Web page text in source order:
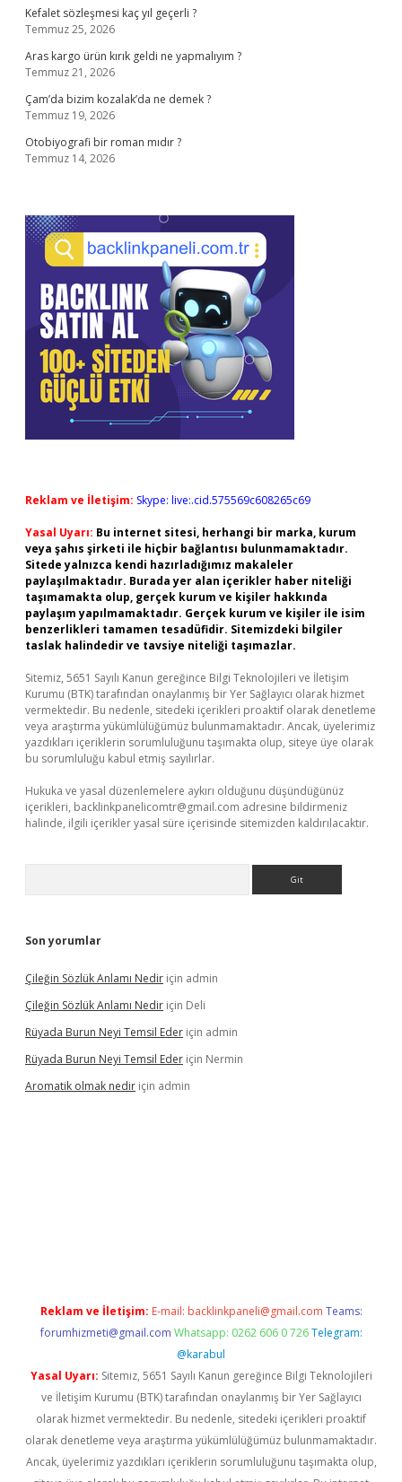
Kefalet sözleşmesi kaç yıl geçerli ?
Temmuz 25, 2026
Aras kargo ürün kırık geldi ne yapmalıyım ?
Temmuz 21, 2026
Çam’da bizim kozalak’da ne demek ?
Temmuz 19, 2026
Otobiyografi bir roman mıdır ?
Temmuz 14, 2026
Reklam ve İletişim: Skype: live:.cid.575569c608265c69
Yasal Uyarı: Bu internet sitesi, herhangi bir marka, kurum
veya şahıs şirketi ile hiçbir bağlantısı bulunmamaktadır.
Sitede yalnızca kendi hazırladığımız makaleler
paylaşılmaktadır. Burada yer alan içerikler haber niteliği
taşımamakta olup, gerçek kurum ve kişiler hakkında
paylaşım yapılmamaktadır. Gerçek kurum ve kişiler ile isim
benzerlikleri tamamen tesadüfidir. Sitemizdeki bilgiler
taslak halindedir ve tavsiye niteliği taşımazlar.
Sitemiz, 5651 Sayılı Kanun gereğince Bilgi Teknolojileri ve İletişim
Kurumu (BTK) tarafından onaylanmış bir Yer Sağlayıcı olarak hizmet
vermektedir. Bu nedenle, sitedeki içerikleri proaktif olarak denetleme
veya araştırma yükümlülüğümüz bulunmamaktadır. Ancak, üyelerimiz
yazdıkları içeriklerin sorumluluğunu taşımakta olup, siteye üye olarak
bu sorumluluğu kabul etmiş sayılırlar.
Hukuka ve yasal düzenlemelere aykırı olduğunu düşündüğünüz
içerikleri, backlinkpanelicomtr@gmail.com adresine bildirmeniz
halinde, ilgili içerikler yasal süre içerisinde sitemizden kaldırılacaktır.
Son yorumlar
Çileğin Sözlük Anlamı Nedir için admin
Çileğin Sözlük Anlamı Nedir için Deli
Rüyada Burun Neyi Temsil Eder için admin
Rüyada Burun Neyi Temsil Eder için Nermin
Aromatik olmak nedir için admin
Reklam ve İletişim: E-mail: backlinkpaneli@gmail.com Teams:
forumhizmeti@gmail.com Whatsapp: 0262 606 0 726 Telegram:
@karabul
Yasal Uyarı: Sitemiz, 5651 Sayılı Kanun gereğince Bilgi Teknolojileri
ve İletişim Kurumu (BTK) tarafından onaylanmış bir Yer Sağlayıcı
olarak hizmet vermektedir. Bu nedenle, sitedeki içerikleri proaktif
olarak denetleme veya araştırma yükümlülüğümüz bulunmamaktadır.
Ancak, üyelerimiz yazdıkları içeriklerin sorumluluğunu taşımakta olup,